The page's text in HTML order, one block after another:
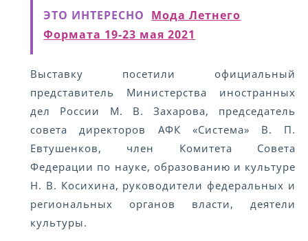
ЭТО ИНТЕРЕСНО Мода Летнего
Формата 19-23 мая 2021
Выставку посетили официальный
представитель Министерства иностранных
дел России М. В. Захарова, председатель
совета директоров АФК «Система» В. П.
Евтушенков, член Комитета Совета
Федерации по науке, образованию и культуре
Н. В. Косихина, руководители федеральных и
региональных органов власти, деятели
культуры.